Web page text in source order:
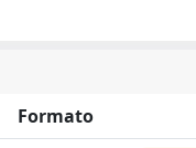
Formato